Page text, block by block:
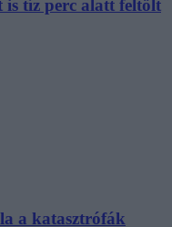
is tíz perc alatt feltölt
a katasztrófák